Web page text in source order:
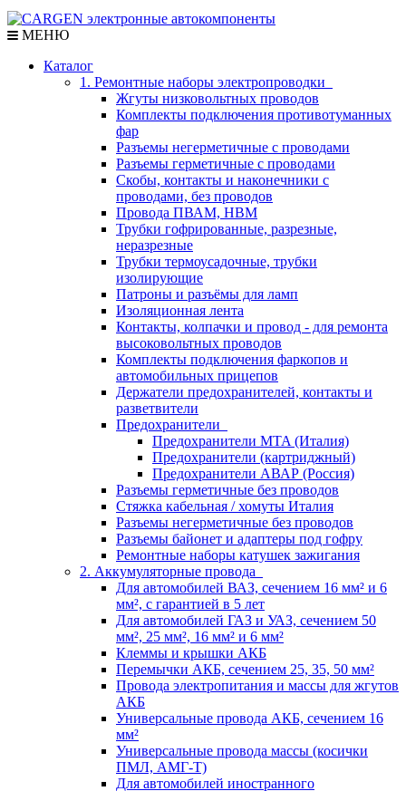
МЕНЮ
Каталог
1. Ремонтные наборы электропроводки
Жгуты низковольтных проводов
Комплекты подключения противотуманных
фар
Разъемы негерметичные с проводами
Разъемы герметичные с проводами
Скобы, контакты и наконечники с
проводами, без проводов
Провода ПВАМ, НВМ
Трубки гофрированные, разрезные,
неразрезные
Трубки термоусадочные, трубки
изолирующие
Патроны и разъёмы для ламп
Изоляционная лента
Контакты, колпачки и провод - для ремонта
высоковольтных проводов
Комплекты подключения фаркопов и
автомобильных прицепов
Держатели предохранителей, контакты и
разветвители
Предохранители
Предохранители MTA (Италия)
Предохранители (картриджный)
Предохранители АВАР (Россия)
Разъемы герметичные без проводов
Стяжка кабельная / хомуты Италия
Разъемы негерметичные без проводов
Разъемы байонет и адаптеры под гофру
Ремонтные наборы катушек зажигания
2. Аккумуляторные провода
Для автомобилей ВАЗ, сечением 16 мм² и 6
мм², с гарантией в 5 лет
Для автомобилей ГАЗ и УАЗ, сечением 50
мм², 25 мм², 16 мм² и 6 мм²
Клеммы и крышки АКБ
Перемычки АКБ, сечением 25, 35, 50 мм²
Провода электропитания и массы для жгутов
АКБ
Универсальные провода АКБ, сечением 16
мм²
Универсальные провода массы (косички
ПМЛ, АМГ-Т)
Для автомобилей иностранного